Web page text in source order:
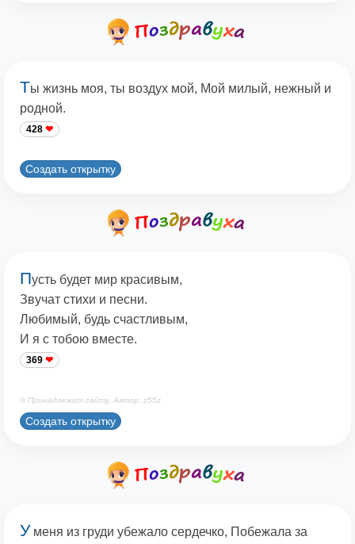
Ты жизнь моя, ты воздух мой, Мой милый, нежный и
родной.
428
Создать открытку
Пусть будет мир красивым,
Звучат стихи и песни.
Любимый, будь счастливым,
И я с тобою вместе.
369
© Принадлежит сайту. Автор: z55z
Создать открытку
У меня из груди убежало сердечко, Побежала за